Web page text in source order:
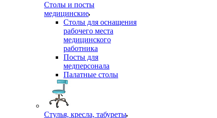
Столы и посты
медицинские
Столы для оснащения
рабочего места
медицинского
работника
Посты для
медперсонала
Палатные столы
Стулья, кресла, табуреты